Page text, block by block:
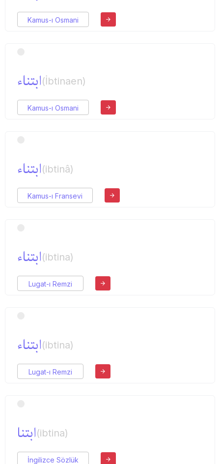
Kamus-ı Osmani
ابتناء(İbtinaen)
Kamus-ı Osmani
ابتناء(ibtinâ)
Kamus-ı Fransevi
ابتناء(ibtina)
Lugat-ı Remzi
ابتناء(ibtina)
Lugat-ı Remzi
ابتنا(ibtina)
İngilizce Sözlük